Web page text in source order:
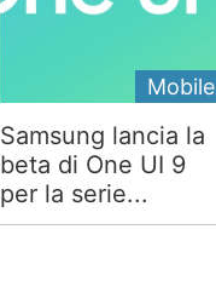
Mobile
Samsung lancia la
beta di One UI 9
per la serie...